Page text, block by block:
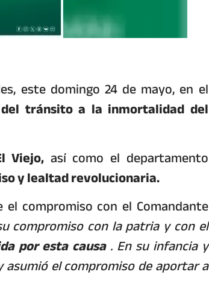
este domingo 24 de mayo, en el
tránsito a la inmortalidad del
Viejo, así como el departamento
y lealtad revolucionaria.
compromiso con el Comandante
compromiso con la patria y con el
por esta causa. En su infancia y
el compromiso de aportar a